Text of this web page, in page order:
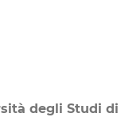
degli Studi di